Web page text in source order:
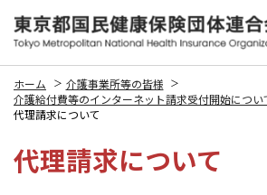
ホーム
介護事業所等の皆様
介護給付費等のインターネット請求受付開始につい
代理請求について
代理請求について